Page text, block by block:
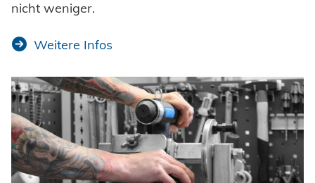
Impressum
Datenschutz
nicht weniger.
Weitere Infos